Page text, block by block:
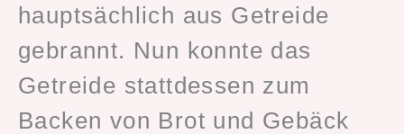
hauptsächlich aus Getreide
gebrannt. Nun konnte das
Getreide stattdessen zum
Backen von Brot und Gebäck